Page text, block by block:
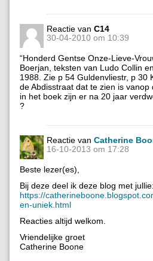
Reactie van C14
30-04-2010 om 10:39
“Honderd Gentse Onze-Lieve-
Boerjan, teksten van Ludo Collin
1988. Zie p 54 Guldenvliestr, p 30
de Abdisstraat dat te zien is
in het boek zijn er na 20 jaar
?
Reactie van Catherine
16-10-2013 om 17:28
Beste lezer(es),
Bij deze deel ik deze blog met jullie:
https://
en-uniek.html
Reacties altijd welkom.
Vriendelijke groet
Catherine Boone